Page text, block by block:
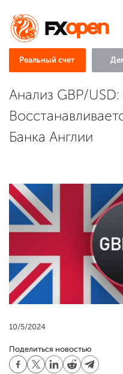
Реальный счет
Анализ GBP/
Банка Англии
10/5/2024
Поделиться новостью